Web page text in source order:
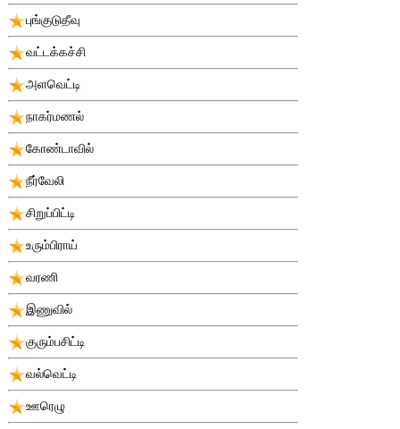
புங்குடுதீவு
வட்டக்கச்சி
அளவெட்டி
நாகர்மணல்
கோண்டாவில்
நீர்வேலி
சிறுப்பிட்டி
உரும்பிராய்
வரணி
இணுவில்
குரும்பசிட்டி
வல்வெட்டி
ஊரெழு